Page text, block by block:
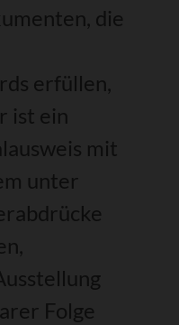
die
erfüllen,
ist ein
mit
unter
Folge